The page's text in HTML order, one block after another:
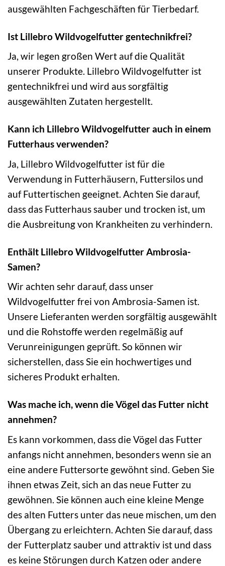
ausgewählten Fachgeschäften für Tierbedarf.
Ist Lillebro Wildvogelfutter gentechnikfrei?
Ja, wir legen großen Wert auf die Qualität
unserer Produkte. Lillebro Wildvogelfutter ist
gentechnikfrei und wird aus sorgfältig
ausgewählten Zutaten hergestellt.
Kann ich Lillebro Wildvogelfutter auch in einem
Futterhaus verwenden?
Ja, Lillebro Wildvogelfutter ist für die
Verwendung in Futterhäusern, Futtersilos und
auf Futtertischen geeignet. Achten Sie darauf,
dass das Futterhaus sauber und trocken ist, um
die Ausbreitung von Krankheiten zu verhindern.
Enthält Lillebro Wildvogelfutter Ambrosia-
Samen?
Wir achten sehr darauf, dass unser
Wildvogelfutter frei von Ambrosia-Samen ist.
Unsere Lieferanten werden sorgfältig ausgewählt
und die Rohstoffe werden regelmäßig auf
Verunreinigungen geprüft. So können wir
sicherstellen, dass Sie ein hochwertiges und
sicheres Produkt erhalten.
Was mache ich, wenn die Vögel das Futter nicht
annehmen?
Es kann vorkommen, dass die Vögel das Futter
anfangs nicht annehmen, besonders wenn sie an
eine andere Futtersorte gewöhnt sind. Geben Sie
ihnen etwas Zeit, sich an das neue Futter zu
gewöhnen. Sie können auch eine kleine Menge
des alten Futters unter das neue mischen, um den
Übergang zu erleichtern. Achten Sie darauf, dass
der Futterplatz sauber und attraktiv ist und dass
es keine Störungen durch Katzen oder andere